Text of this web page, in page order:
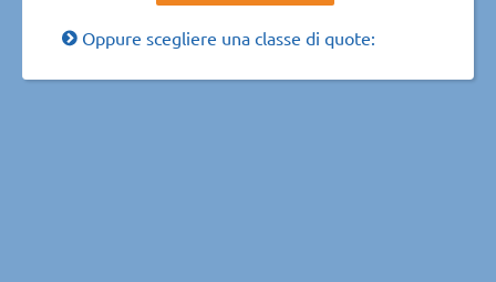
Oppure scegliere una classe di quote: